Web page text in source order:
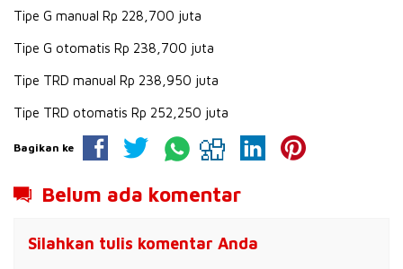
Tipe G manual Rp 228,700 juta
Tipe G otomatis Rp 238,700 juta
Tipe TRD manual Rp 238,950 juta
Tipe TRD otomatis Rp 252,250 juta
Bagikan ke
Belum ada komentar
Silahkan tulis komentar Anda